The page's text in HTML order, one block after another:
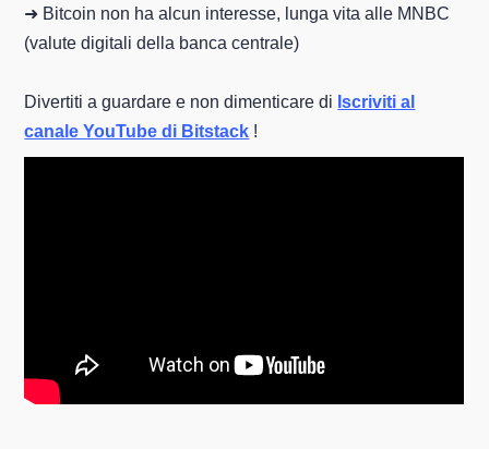
➜ Bitcoin non ha alcun interesse, lunga vita alle MNBC
(valute digitali della banca centrale)
Divertiti a guardare e non dimenticare di Iscriviti al
canale YouTube di Bitstack !